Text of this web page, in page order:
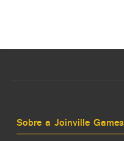
Sobre a Joinville Games